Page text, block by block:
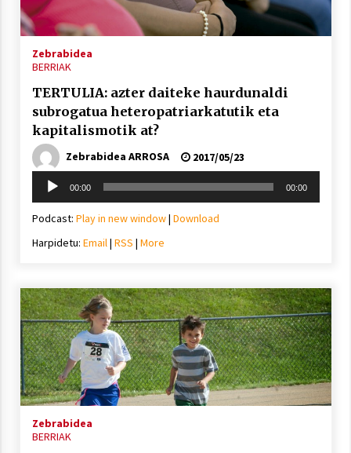
2021/11/25
Mahai-ingurua: irratia, podcastak
eta ondoren zer?
2021/11/12
2021/11/11
Arrosa sareko IX. topaketak!
2021/10/13
Zebrabidea
BERRIAK
TERTULIA: azter daiteke haurdunaldi
subrogatua heteropatriarkatutik eta
kapitalismotik at?
Zebrabidea ARROSA
2017/05/23
Soinu
erreproduzigailua
00:00 00:00
Podcast: Play in new window| Download
Harpidetu: Email| RSS | More
Zebrabidea
BERRIAK